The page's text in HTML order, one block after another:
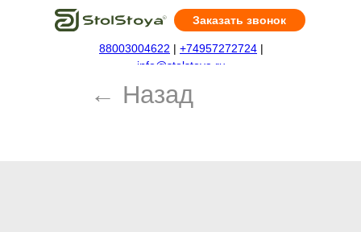
88003004622 | +74957272724 |
info@stolstoya.ru
Заказать звонок
← Назад